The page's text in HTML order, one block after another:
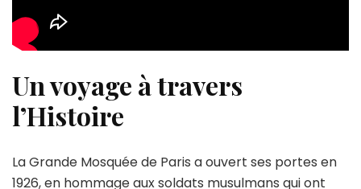
Un voyage à travers
l’Histoire
La Grande Mosquée de Paris a ouvert ses portes en
1926, en hommage aux soldats musulmans qui ont